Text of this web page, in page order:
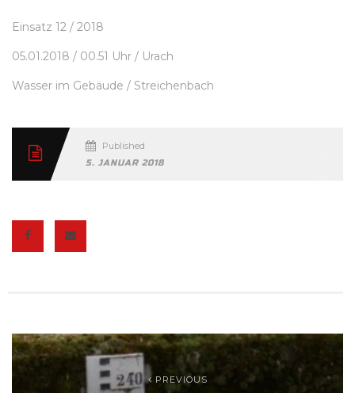
Einsatz 12 / 2018
05.01.2018 / 00.51 Uhr / Urach
Wasser im Gebäude / Streichenbach
Published
5. JANUAR 2018
PREVIOUS